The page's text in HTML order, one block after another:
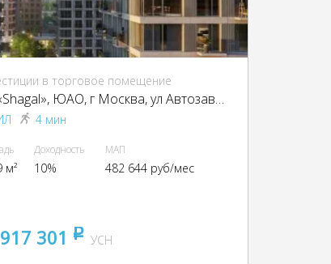
в торговое помещение
ЖК «Shagal», ЮАО, г Москва, ул Автозаводская, д 23 стр 66
4 мин
м²
Доходность
10%
МАП
482 644 руб/мес
301 pуб
УСН